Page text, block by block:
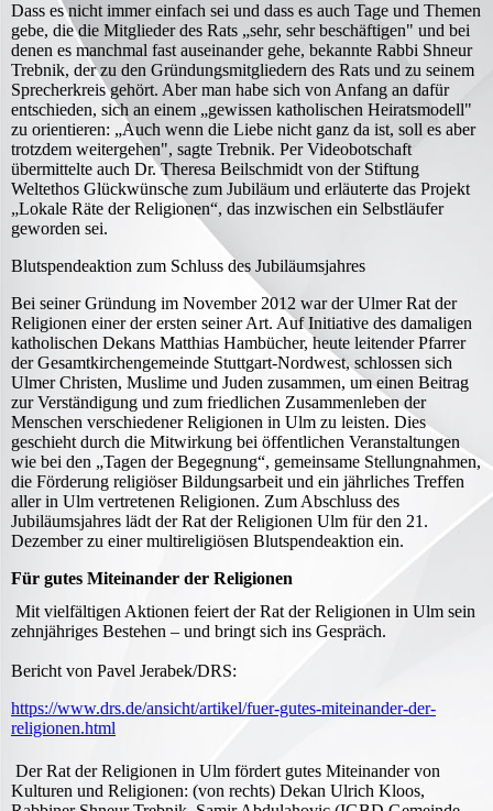
Dass es nicht immer einfach sei und dass es auch Tage und Themen
gebe, die die Mitglieder des Rats „sehr, sehr beschäftigen" und bei
denen es manchmal fast auseinander gehe, bekannte Rabbi Shneur
Trebnik, der zu den Gründungsmitgliedern des Rats und zu seinem
Sprecherkreis gehört. Aber man habe sich von Anfang an dafür
entschieden, sich an einem „gewissen katholischen Heiratsmodell"
zu orientieren: „Auch wenn die Liebe nicht ganz da ist, soll es aber
trotzdem weitergehen", sagte Trebnik. Per Videobotschaft
übermittelte auch Dr. Theresa Beilschmidt von der Stiftung
Weltethos Glückwünsche zum Jubiläum und erläuterte das Projekt
„Lokale Räte der Religionen“, das inzwischen ein Selbstläufer
geworden sei.
Blutspendeaktion zum Schluss des Jubiläumsjahres
Bei seiner Gründung im November 2012 war der Ulmer Rat der
Religionen einer der ersten seiner Art. Auf Initiative des damaligen
katholischen Dekans Matthias Hambücher, heute leitender Pfarrer
der Gesamtkirchengemeinde Stuttgart-Nordwest, schlossen sich
Ulmer Christen, Muslime und Juden zusammen, um einen Beitrag
zur Verständigung und zum friedlichen Zusammenleben der
Menschen verschiedener Religionen in Ulm zu leisten. Dies
geschieht durch die Mitwirkung bei öffentlichen Veranstaltungen
wie bei den „Tagen der Begegnung“, gemeinsame Stellungnahmen,
die Förderung religiöser Bildungsarbeit und ein jährliches Treffen
aller in Ulm vertretenen Religionen. Zum Abschluss des
Jubiläumsjahres lädt der Rat der Religionen Ulm für den 21.
Dezember zu einer multireligiösen Blutspendeaktion ein.
Für gutes Miteinander der Religionen
Mit vielfältigen Aktionen feiert der Rat der Religionen in Ulm sein
zehnjähriges Bestehen – und bringt sich ins Gespräch.
Bericht von Pavel Jerabek/DRS:
https://www.drs.de/ansicht/artikel/fuer-gutes-miteinander-der-
religionen.html
Der Rat der Religionen in Ulm fördert gutes Miteinander von
Kulturen und Religionen: (von rechts) Dekan Ulrich Kloos,